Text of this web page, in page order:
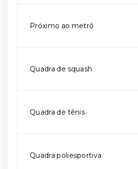
Próximo ao metrô
Quadra de squash
Quadra de tênis
Quadra poliesportiva